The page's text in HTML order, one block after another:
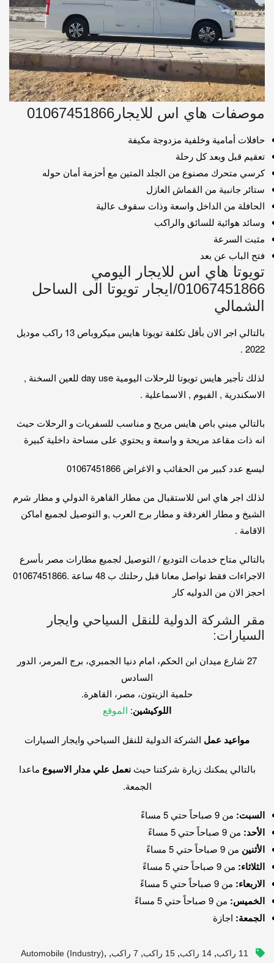
موصفات هاي اس للايجار01067451866
حافلات أمامية وخلفية مزدوجة مكيفة
تعقيم قبل وبعد كل رحلة
كرسي متحرك مصنوع من الجلد المتين مع أحزمة أمان حوله
ستائر جانبية من القماش العازل
الحافلة من الداخل واسعة وذات سقوف عالية
وسائد هوائية للسائق والراكب
مثبت السرعة
فتح الباب عن بعد
تويوتا هاي اس للايجار اليومي
01067451866/ايجار تويوتا الى الساحل
الشمالي
بالتالي اجر الان بأقل تكلفة تويوتا هايس ميكروباص 13 راكب موديل
2022 .
لذلك تأجير هايس تويوتا للرحلات اليومية day use للعين السخنة ,
الاسكندرية , الفيوم , الاسماعلية .
بالتالي ميني باص هايس مريح و مناسب للسفريات و الرحلات حيث
انه ذات مقاعد مريحة و واسعة و يحتوي على مساحة داخلية كبيرة
ليسع عدد كبير من الحقائب و الاغراض 01067451866
لذلك اجر هاي اس للاستقبال من مطار القاهرة الدولي و مطار شرم
الشيخ و مطار الغردقة و مطار برج العرب ,و التوصيل لجميع اماكن
الاقامة .
بالتالي متاح خدمات التوديع / التوصيل لجميع مطارات مصر بأسرع
الاجراءات فقط تواصل معانا قبل رحلتك ب 48 ساعة .01067451866
احجز الان من الدوليه كار
مقر الشركة الدولية للنقل السياحي وايجار
السيارات:
27 شارع ميدان ابن الحكم، امام دنيا الجمبري، برج المرمر، الدور
السادس
حلمية الزيتون، مصر، القاهرة.
اللوكيشين: الموقع
مواعيد عمل الشركة الدولية للنقل السياحي وايجار السيارات
بالتالي يمكنك زيارة شركتنا حيثنعمل علي مدار الاسبوع ماعدا
الجمعة.
السبت: من 9 صباحاً حتي 5 مساءً
الأحد: من 9 صباحاً حتي 5 مساءً
الأثنين من 9 صباحاً حتي 5 مساءً
الثلاثاء: من 9 صباحاً حتي 5 مساءً
الاربعاء: من 9 صباحاً حتي 5 مساءً
الخميس: من 9 صباحاً حتي 5 مساءً
الجمعة: اجازة
11 راكب , 14 راكب , 15 راكب , 7 راكب ,
Automobile (industry),